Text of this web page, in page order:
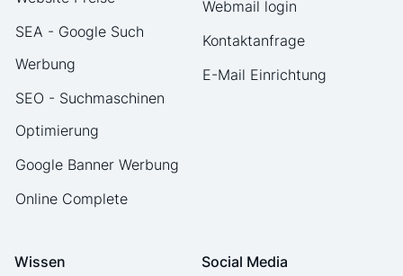
SEA - Google Such
Werbung
SEO - Suchmaschinen
Optimierung
Google Banner Werbung
Online Complete
Webmail login
Kontaktanfrage
E-Mail Einrichtung
Wissen Social Media